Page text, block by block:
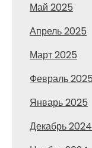
Май 2025
Апрель 2025
Март 2025
Февраль 2025
Январь 2025
Декабрь 2024